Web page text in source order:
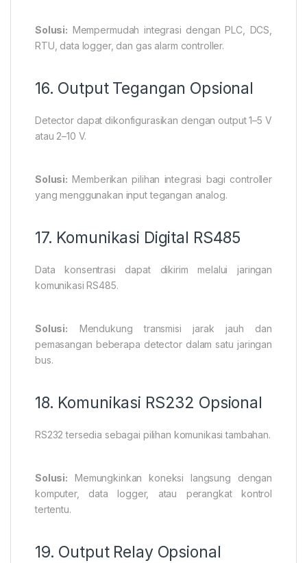
Solusi: Mempermudah integrasi dengan PLC, DCS,
RTU, data logger, dan gas alarm controller.
16. Output Tegangan Opsional
Detector dapat dikonfigurasikan dengan output 1–5 V
atau 2–10 V.
Solusi: Memberikan pilihan integrasi bagi controller
yang menggunakan input tegangan analog.
17. Komunikasi Digital RS485
Data konsentrasi dapat dikirim melalui jaringan
komunikasi RS485.
Solusi: Mendukung transmisi jarak jauh dan
pemasangan beberapa detector dalam satu jaringan
bus.
18. Komunikasi RS232 Opsional
RS232 tersedia sebagai pilihan komunikasi tambahan.
Solusi: Memungkinkan koneksi langsung dengan
komputer, data logger, atau perangkat kontrol
tertentu.
19. Output Relay Opsional